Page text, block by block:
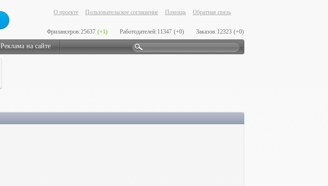
О проекте Пользовательское соглашение Помощь Обратная связь
Фрилансеров:25637 (+1) Работодателей:11347 (+0) Заказов:12323 (+0)
Реклама на сайте